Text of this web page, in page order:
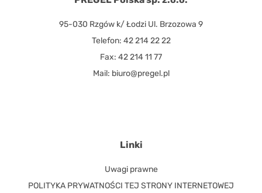
95-030 Rzgów k/ Łodzi Ul. Brzozowa 9
Telefon: 42 214 22 22
Fax: 42 214 11 77
Mail: biuro@pregel.pl
Linki
Uwagi prawne
POLITYKA PRYWATNOŚCI TEJ STRONY INTERNETOWEJ